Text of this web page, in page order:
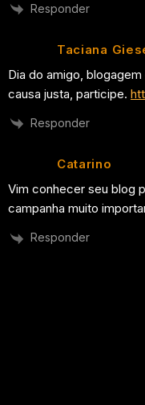
Responder
Taciana
Dia do amigo,
causa justa, participe.
Responder
Catarino
Vim conhecer seu blog
campanha muito
Responder